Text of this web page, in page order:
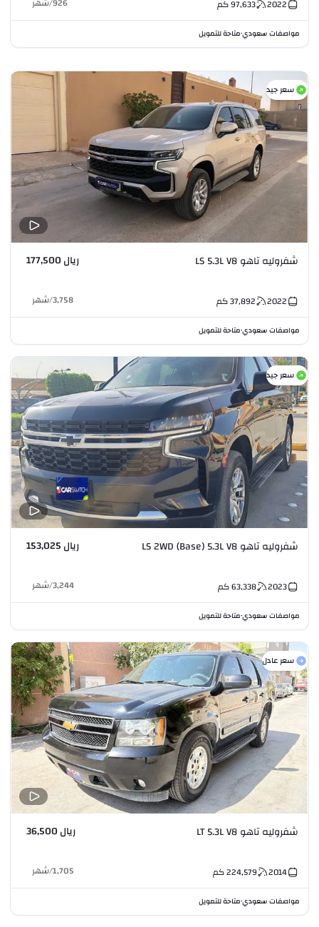
2022
97,633كم 926
/شهر
مواصفات سعودي•متاحة للتمويل
سعر جيد
شفروليه تاهو LS 5.3L V8 ريال 177,500
2022
37,892كم 3,758
/شهر
مواصفات سعودي•متاحة للتمويل
سعر جيد
شفروليه تاهو LS 2WD (Base) 5.3L V8 ريال 153,025
2023
63,338كم 3,244
/شهر
مواصفات سعودي•متاحة للتمويل
سعر عادل
شفروليه تاهو LT 5.3L V8 ريال 36,500
2014
224,579كم 1,705
/شهر
مواصفات سعودي•متاحة للتمويل